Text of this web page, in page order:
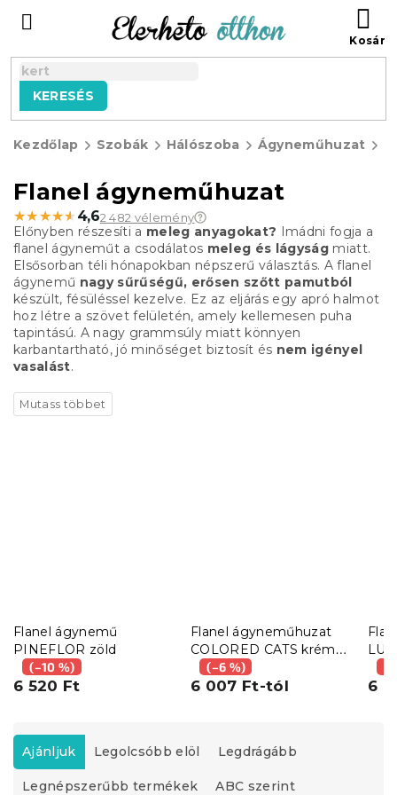
tartalomhoz
KERESÉS
Kezdőlap Szobák Hálószoba Ágyneműhuzat
Flanel ágyneműhuzat
★★★★★
★★★★★ 4,62 482 vélemény
Előnyben részesíti a meleg anyagokat? Imádni fogja a
flanel ágyneműt a csodálatos meleg és lágyság miatt.
Elsősorban téli hónapokban népszerű választás. A flanel
ágynemű nagy sűrűségű, erősen szőtt pamutból
készült, fésüléssel kezelve. Ez az eljárás egy apró halmot
hoz létre a szövet felületén, amely kellemesen puha
tapintású. A nagy grammsúly miatt könnyen
karbantartható, jó minőséget biztosít és nem igényel
vasalást.
Flanel ágynemű
PINEFLOR zöld
(–10 %)
6 520 Ft
Flanel ágyneműhuzat
COLORED CATS krém
színben
(–6 %)
6 007 Ft-tól 6
T
e
r
m
Ajánljuk Legolcsóbb elöl Legdrágább
Legnépszerűbb termékek ABC szerint